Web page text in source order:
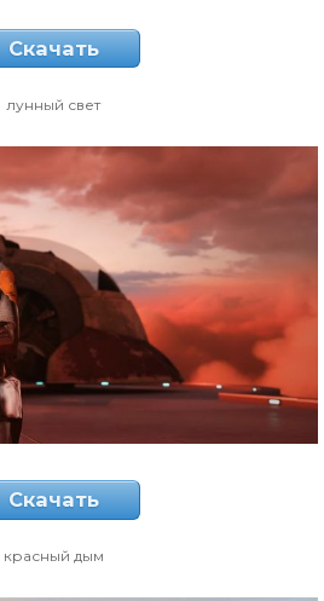
Скачать
лунный свет
Скачать
красный дым